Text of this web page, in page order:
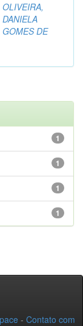
OLIVEIRA,
DANIELA
GOMES DE
1
1
1
1
- Contato com